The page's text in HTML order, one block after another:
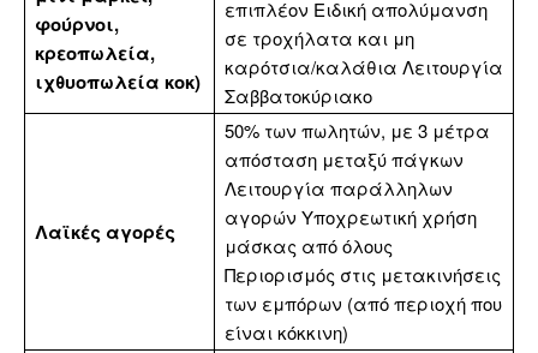
φούρνοι,
κρεοπωλεία,
ιχθυοπωλεία κοκ)
επιπλέον Ειδική απολύμανση
σε τροχήλατα και μη
καρότσια/καλάθια Λειτουργία
Σαββατοκύριακο
Λαϊκές αγορές
50% των πωλητών, με 3 μέτρα
απόσταση μεταξύ πάγκων
Λειτουργία παράλληλων
αγορών Υποχρεωτική χρήση
μάσκας από όλους
Περιορισμός στις μετακινήσεις
των εμπόρων (από περιοχή που
είναι κόκκινη)